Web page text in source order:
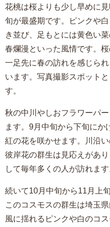
花桃は桜よりも少し早めに
旬が最盛期です。ピンクや
き並び、足もとには黄色い
春爛漫といった風情です。
一足先に春の訪れを感じら
います。写真撮影スポット
す。
秋の中川やしおフラワーパ
ます。9月中旬から下旬にか
紅の花を咲かせます。川沿
彼岸花の群生は見応えがあ
して毎年多くの人が訪れます
続いて10月中旬から11月上
このコスモスの群生は埼玉
風に揺れるピンクや白のコ